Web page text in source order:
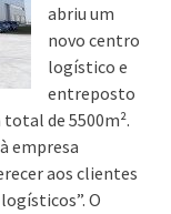
abriu um
novo centro
logístico e
entreposto
de 5500m².
empresa
aos clientes
O